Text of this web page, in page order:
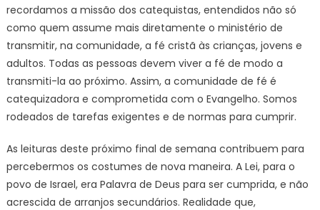
recordamos a missão dos catequistas, entendidos não só
como quem assume mais diretamente o ministério de
transmitir, na comunidade, a fé cristã às crianças, jovens e
adultos. Todas as pessoas devem viver a fé de modo a
transmiti-la ao próximo. Assim, a comunidade de fé é
catequizadora e comprometida com o Evangelho. Somos
rodeados de tarefas exigentes e de normas para cumprir.
As leituras deste próximo final de semana contribuem para
percebermos os costumes de nova maneira. A Lei, para o
povo de Israel, era Palavra de Deus para ser cumprida, e não
acrescida de arranjos secundários. Realidade que,